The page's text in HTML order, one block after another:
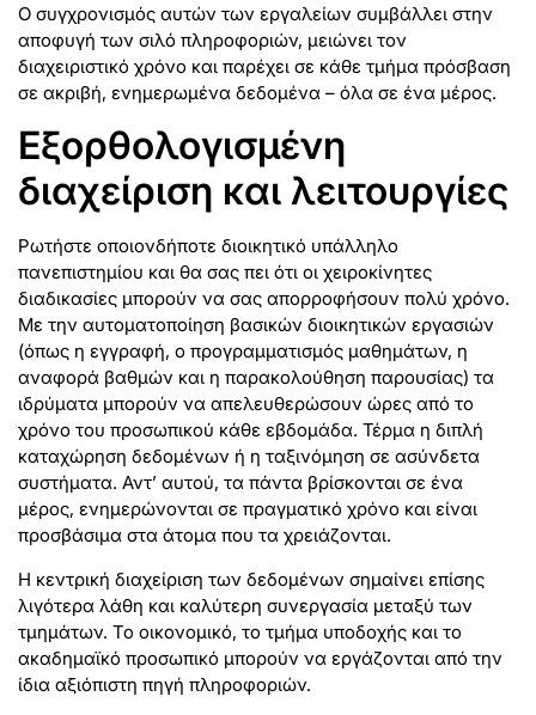
Ο συγχρονισμός αυτών των εργαλείων συμβάλλει στην
αποφυγή των σιλό πληροφοριών, μειώνει τον
διαχειριστικό χρόνο και παρέχει σε κάθε τμήμα πρόσβαση
σε ακριβή, ενημερωμένα δεδομένα – όλα σε ένα μέρος.
Εξορθολογισμένη
διαχείριση και λειτουργίες
Ρωτήστε οποιονδήποτε διοικητικό υπάλληλο
πανεπιστημίου και θα σας πει ότι οι χειροκίνητες
διαδικασίες μπορούν να σας απορροφήσουν πολύ χρόνο.
Με την αυτοματοποίηση βασικών διοικητικών εργασιών
(όπως η εγγραφή, ο προγραμματισμός μαθημάτων, η
αναφορά βαθμών και η παρακολούθηση παρουσίας) τα
ιδρύματα μπορούν να απελευθερώσουν ώρες από το
χρόνο του προσωπικού κάθε εβδομάδα. Τέρμα η διπλή
καταχώρηση δεδομένων ή η ταξινόμηση σε ασύνδετα
συστήματα. Αντ’ αυτού, τα πάντα βρίσκονται σε ένα
μέρος, ενημερώνονται σε πραγματικό χρόνο και είναι
προσβάσιμα στα άτομα που τα χρειάζονται.
Η κεντρική διαχείριση των δεδομένων σημαίνει επίσης
λιγότερα λάθη και καλύτερη συνεργασία μεταξύ των
τμημάτων. Το οικονομικό, το τμήμα υποδοχής και το
ακαδημαϊκό προσωπικό μπορούν να εργάζονται από την
ίδια αξιόπιστη πηγή πληροφοριών.